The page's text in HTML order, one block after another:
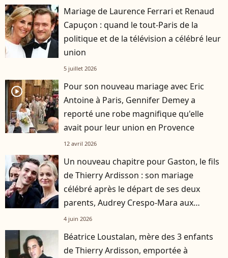
Mariage de Laurence Ferrari et Renaud
Capuçon : quand le tout-Paris de la
politique et de la télévision a célébré leur
union
5 juillet 2026
player2
Pour son nouveau mariage avec Eric
Antoine à Paris, Gennifer Demey a
reporté une robe magnifique qu'elle
avait pour leur union en Provence
12 avril 2026
Un nouveau chapitre pour Gaston, le fils
de Thierry Ardisson : son mariage
célébré après le départ de ses deux
parents, Audrey Crespo-Mara aux
premières loges
4 juin 2026
Béatrice Loustalan, mère des 3 enfants
de Thierry Ardisson, emportée à